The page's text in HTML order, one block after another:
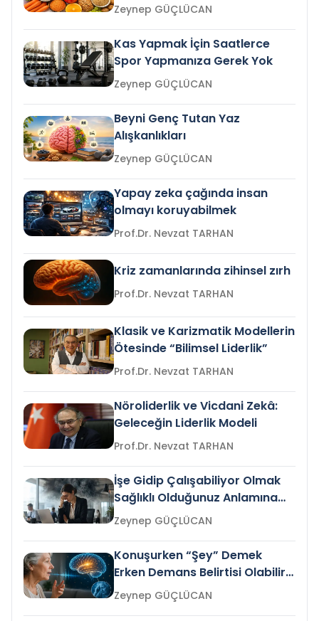
Zeynep GÜÇLÜCAN
Kas Yapmak İçin Saatlerce
Spor Yapmanıza Gerek Yok
Zeynep GÜÇLÜCAN
Beyni Genç Tutan Yaz
Alışkanlıkları
Zeynep GÜÇLÜCAN
Yapay zeka çağında insan
olmayı koruyabilmek
Prof.Dr. Nevzat TARHAN
Kriz zamanlarında zihinsel zırh
Prof.Dr. Nevzat TARHAN
Klasik ve Karizmatik Modellerin
Ötesinde “Bilimsel Liderlik”
Prof.Dr. Nevzat TARHAN
Nöroliderlik ve Vicdani Zekâ:
Geleceğin Liderlik Modeli
Prof.Dr. Nevzat TARHAN
İşe Gidip Çalışabiliyor Olmak
Sağlıklı Olduğunuz Anlamına
Gelir mi?Zeynep GÜÇLÜCAN
Konuşurken “Şey” Demek
Erken Demans Belirtisi Olabilir
mi?
Zeynep GÜÇLÜCAN